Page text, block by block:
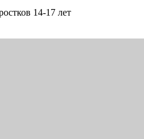
14-17 лет